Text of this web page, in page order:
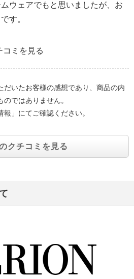
ウェアでもと思いましたが、お
す。
コミを見る
だいたお客様の感想であり、商品の内
ではありません。
」にてご確認ください。
クチコミを見る